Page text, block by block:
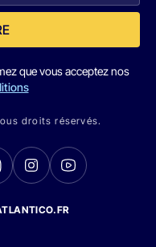
que vous acceptez nos
droits réservés.